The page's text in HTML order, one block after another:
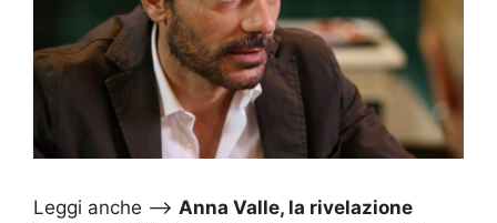
Leggi anche –> Anna Valle, la rivelazione